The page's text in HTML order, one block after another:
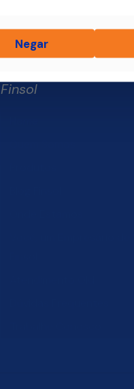
Finsol
Negar